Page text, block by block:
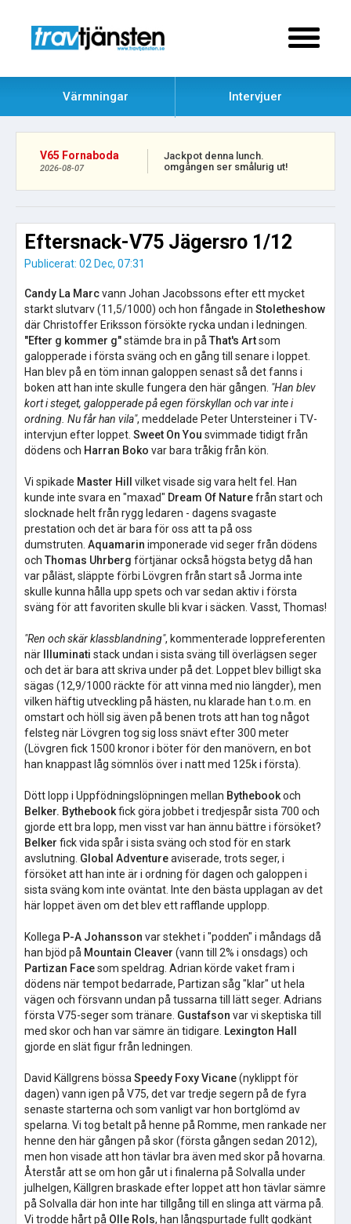
Värmningar Intervjuer
V65 Fornaboda
2026-08-07
Jackpot denna lunch.
omgången ser smålurig ut!
Eftersnack-V75 Jägersro 1/12
Publicerat: 02 Dec, 07:31
Candy La Marcvann Johan Jacobssons efter ett mycket
starkt slutvarv (11,5/1000) och hon fångade in Stoletheshow
där Christoffer Eriksson försökte rycka undan i ledningen.
"Efter g kommer g"stämde bra in på That's Artsom
galopperade i första sväng och en gång till senare i loppet.
Han blev på en töm innan galoppen senast så det fanns i
boken att han inte skulle fungera den här gången. "Han blev
kort i steget, galopperade på egen förskyllan och var inte i
ordning. Nu får han vila", meddelade Peter Untersteiner i TV-
intervjun efter loppet. Sweet On You svimmade tidigt från
dödens och Harran Boko var bara tråkig från kön.
Vi spikade Master Hill
vilket visade sig vara helt fel. Han
kunde inte svara en "maxad" Dream Of Naturefrån start och
slocknade helt från rygg ledaren - dagens svagaste
prestation och det är bara för oss att ta på oss
dumstruten. Aquamarin imponerade vid seger från dödens
och Thomas Uhrberg förtjänar också högsta betyg då han
var påläst, släppte förbi Lövgren från start så Jorma inte
skulle kunna hålla upp spets och var sedan aktiv i första
sväng för att favoriten skulle bli kvar i säcken. Vasst, Thomas!
"Ren och skär klassblandning", kommenterade loppreferenten
när
Illuminati stack undan i sista sväng till överlägsen seger
och det är bara att skriva under på det. Loppet blev billigt ska
sägas (12,9/1000 räckte för att vinna med nio längder), men
vilken häftig utveckling på hästen, nu klarade han t.o.m. en
omstart och höll sig även på benen trots att han tog något
felsteg när Lövgren tog sig loss snävt efter 300 meter
(Lövgren fick 1500 kronor i böter för den manövern, en bot
han knappast låg sömnlös över i natt med 125k i första).
Dött lopp i Uppfödningslöpningen mellan Bythebookoch
Belker. Bythebookfick göra jobbet i tredjespår sista 700 och
gjorde ett bra lopp, men visst var han ännu bättre i försöket?
Belker fick vida spår i sista sväng och stod för en stark
avslutning. Global Adventureaviserade, trots seger, i
försöket att han inte är i ordning för dagen och galoppen i
sista sväng kom inte oväntat. Inte den bästa upplagan av det
här loppet även om det blev ett rafflande upplopp.
Kollega P-A Johansson var stekhet i "podden" i måndags då
han bjöd på Mountain Cleaver (vann till 2% i onsdags) och
Partizan Facesom speldrag. Adrian körde vaket fram i
dödens när tempot bedarrade, Partizan såg "klar" ut hela
vägen och försvann undan på tussarna till lätt seger. Adrians
första V75-seger som tränare. Gustafson var vi skeptiska till
med skor och han var sämre än tidigare. Lexington Hall
gjorde en slät figur från ledningen.
David Källgrens bössa Speedy Foxy Vicane(nyklippt för
dagen) vann igen på V75, det var tredje segern på de fyra
senaste starterna och som vanligt var hon bortglömd av
spelarna. Vi tog betalt på henne på Romme, men rankade ner
henne den här gången på skor (första gången sedan 2012),
men hon visade att hon tävlar bra även med skor på hovarna.
Återstår att se om hon går ut i finalerna på Solvalla under
julhelgen, Källgren braskade efter loppet att hon tävlar sämre
på Solvalla där hon inte har tillgång till en slinga att värma på.
Vi trodde hårt på Olle Rols, han långspurtade fullt godkänt